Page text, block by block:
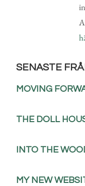
SENASTE
MOVING
THE DOLL
INTO THE
MY NEW